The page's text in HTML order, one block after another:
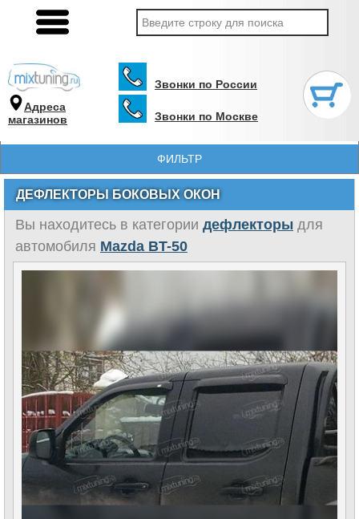
Адреса
магазинов
Звонки по России
Звонки по Москве
ФИЛЬТР
ДЕФЛЕКТОРЫ БОКОВЫХ ОКОН
Вы находитесь в категории дефлекторы для
автомобиля Mazda BT-50